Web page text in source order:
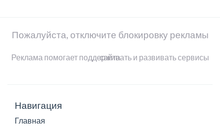
Пожалуйста, отключите блокировку рекламы
Реклама помогает поддерживать и развивать сервисы сайта
Навигация
Главная